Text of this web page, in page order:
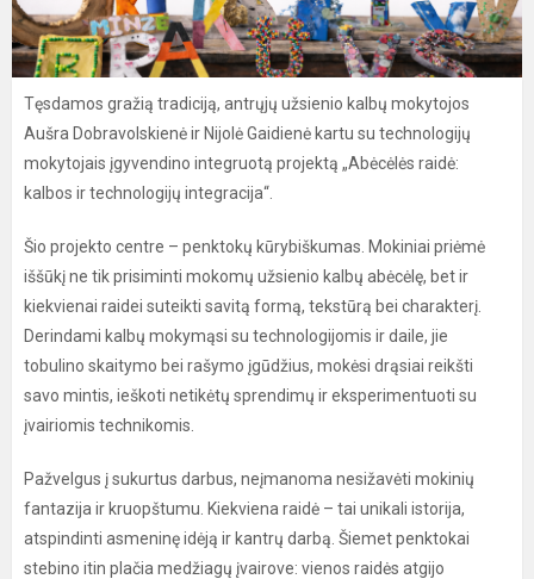
Tęsdamos gražią tradiciją, antrųjų užsienio kalbų mokytojos
Aušra Dobravolskienė ir Nijolė Gaidienė kartu su technologijų
mokytojais įgyvendino integruotą projektą „Abėcėlės raidė:
kalbos ir technologijų integracija“.
Šio projekto centre – penktokų kūrybiškumas. Mokiniai priėmė
iššūkį ne tik prisiminti mokomų užsienio kalbų abėcėlę, bet ir
kiekvienai raidei suteikti savitą formą, tekstūrą bei charakterį.
Derindami kalbų mokymąsi su technologijomis ir daile, jie
tobulino skaitymo bei rašymo įgūdžius, mokėsi drąsiai reikšti
savo mintis, ieškoti netikėtų sprendimų ir eksperimentuoti su
įvairiomis technikomis.
Pažvelgus į sukurtus darbus, neįmanoma nesižavėti mokinių
fantazija ir kruopštumu. Kiekviena raidė – tai unikali istorija,
atspindinti asmeninę idėją ir kantrų darbą. Šiemet penktokai
stebino itin plačia medžiagų įvairove: vienos raidės atgijo